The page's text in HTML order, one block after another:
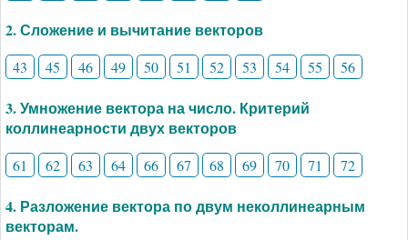
2. Сложение и вычитание векторов
43 45 46 49 50 51 52 53 54 55 56
3. Умножение вектора на число. Критерий
коллинеарности двух векторов
61 62 63 64 66 67 68 69 70 71 72
4. Разложение вектора по двум неколлинеарным
векторам.